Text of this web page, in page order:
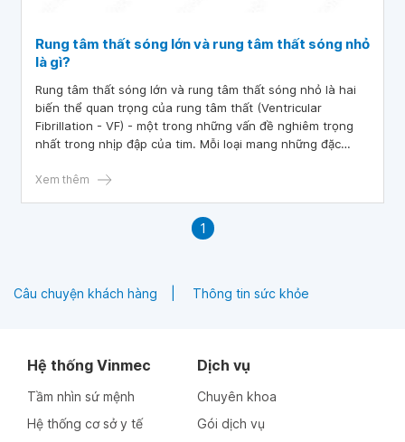
Rung tâm thất sóng lớn và rung tâm thất sóng nhỏ
là gì?
Rung tâm thất sóng lớn và rung tâm thất sóng nhỏ là hai
biến thể quan trọng của rung tâm thất (Ventricular
Fibrillation - VF) - một trong những vấn đề nghiêm trọng
nhất trong nhịp đập của tim. Mỗi loại mang những đặc
thống tim mạch, cũng như triệu chứng và hậu quả đối với
Xem thêm
1
Câu chuyện khách hàng Thông tin sức khỏe
Hệ thống Vinmec
Tầm nhìn sứ mệnh
Hệ thống cơ sở y tế
Dịch vụ
Chuyên khoa
Gói dịch vụ